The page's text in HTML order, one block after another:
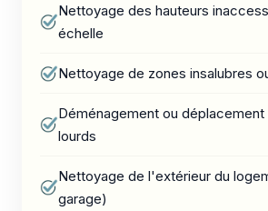
Nettoyage des hauteurs
échelle
Nettoyage de zones insalubres
Déménagement ou
lourds
Nettoyage de l'extérieur du
garage)